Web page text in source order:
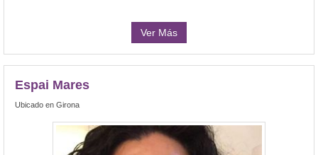
Ver Más
Espai Mares
Ubicado en Girona